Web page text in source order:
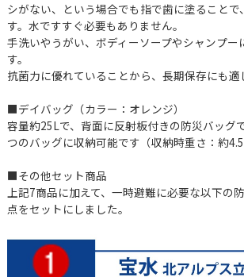
シがない、という場合でも指で⻭に塗ることで
す。⽔ですすぐ必要もありません。
⼿洗いやうがい、ボディーソープやシャンプー
す。
抗菌⼒に優れていることから、⻑期保存にも適
■デイバッグ（カラー：オレンジ）
容量約25Lで、背面に反射板付きの防災バッグ
つのバッグに収納可能です（収納時重さ：約
■その他セット商品
上記7商品に加えて、一時避難に必要な以下の
点をセットにしました。